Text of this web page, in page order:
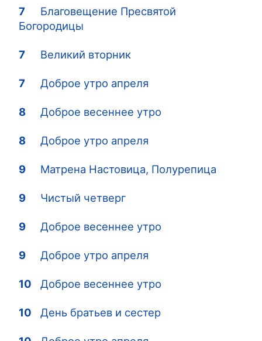
7
Благовещение Пресвятой
Богородицы
7 Великий вторник
7 Доброе утро апреля
8 Доброе весеннее утро
8 Доброе утро апреля
9 Матрена Настовица, Полурепица
9 Чистый четверг
9 Доброе весеннее утро
9 Доброе утро апреля
10 Доброе весеннее утро
10 День братьев и сестер